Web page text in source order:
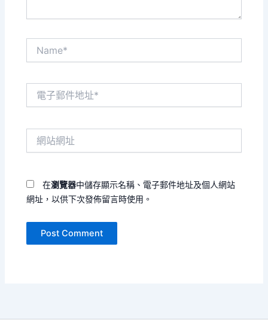
在瀏覽器中儲存顯示名稱、電子郵件地址及個人網站
網址，以供下次發佈留言時使用。